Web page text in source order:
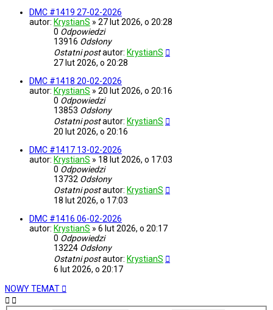
DMC #1419 27-02-2026
autor: KrystianS » 27 lut 2026, o 20:28
0 Odpowiedzi
13916 Odsłony
Ostatni postautor: KrystianS
27 lut 2026, o 20:28
DMC #1418 20-02-2026
autor: KrystianS » 20 lut 2026, o 20:16
0 Odpowiedzi
13853 Odsłony
Ostatni postautor: KrystianS
20 lut 2026, o 20:16
DMC #1417 13-02-2026
autor: KrystianS » 18 lut 2026, o 17:03
0 Odpowiedzi
13732 Odsłony
Ostatni postautor: KrystianS
18 lut 2026, o 17:03
DMC #1416 06-02-2026
autor: KrystianS » 6 lut 2026, o 20:17
0 Odpowiedzi
13224 Odsłony
Ostatni postautor: KrystianS
6 lut 2026, o 20:17
NOWY TEMAT